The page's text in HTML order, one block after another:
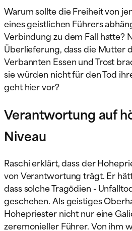
Warum sollte die Freiheit von
eines geistlichen Führers
Verbindung zu dem Fall hatte?
Überlieferung, dass die Mutter
Verbannten Essen und Trost
sie würden nicht für den Tod
geht hier vor?
Verantwortung auf
Niveau
Raschi erklärt, dass der
von Verantwortung trägt. Er
dass solche Tragödien -
geschehen. Als geistiges
Hohepriester nicht nur eine
zeremonieller Führer. Von ihm